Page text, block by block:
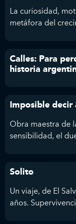
La curiosidad,
metáfora del
Calles: Para
historia
Imposible decir
Obra maestra de
sensibilidad, el
Solito
Un viaje, de El
años.